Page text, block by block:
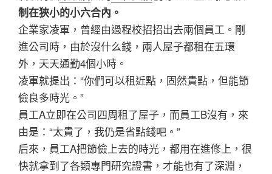
制在狹小的小六合內。
企業家凌軍，曾經由過程校招招出去兩個員工。剛
進公司時，由於沒什么錢，兩人屋子都租在五環
外，天天通勤4個小時。
凌軍就提出：“你們可以租近點，固然貴點，但能節
儉良多時光。”
員工A立即在公司四周租了屋子，而員工B沒有，來
由是：“太貴了，我仍是省點錢吧。”
后來，員工A把節儉上去的時光，都用在進修上，很
快就拿到了各類專門研究證書，才能也有了深淵，